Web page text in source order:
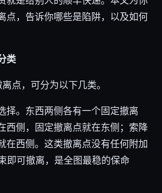
点，告诉你哪些是陷阱，以及如何
类
点，可分为以下几类。
择。东西两侧各有一个固定撤离
西侧，固定撤离点就在东侧；索降
在西侧。这类撤离点没有任何附加
即可撤离，是全图最稳的保命